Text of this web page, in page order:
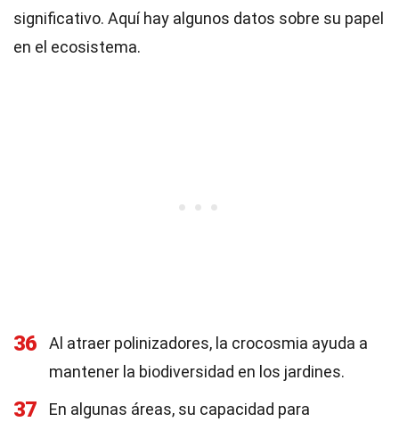
significativo. Aquí hay algunos datos sobre su papel
en el ecosistema.
36
Al atraer polinizadores, la crocosmia ayuda a
mantener la biodiversidad en los jardines.
37
En algunas áreas, su capacidad para